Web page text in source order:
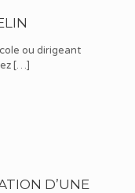
ou dirigeant
[…]
D’UNE